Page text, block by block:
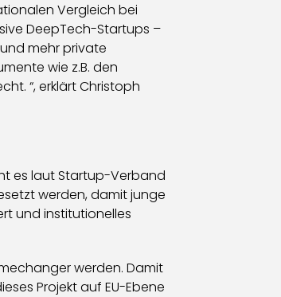
Vergleich bei
DeepTech-Startups –
mehr private
wie z.B. den
“, erklärt Christoph
es laut Startup-Verband
werden, damit junge
und institutionelles
werden. Damit
Projekt auf EU-Ebene